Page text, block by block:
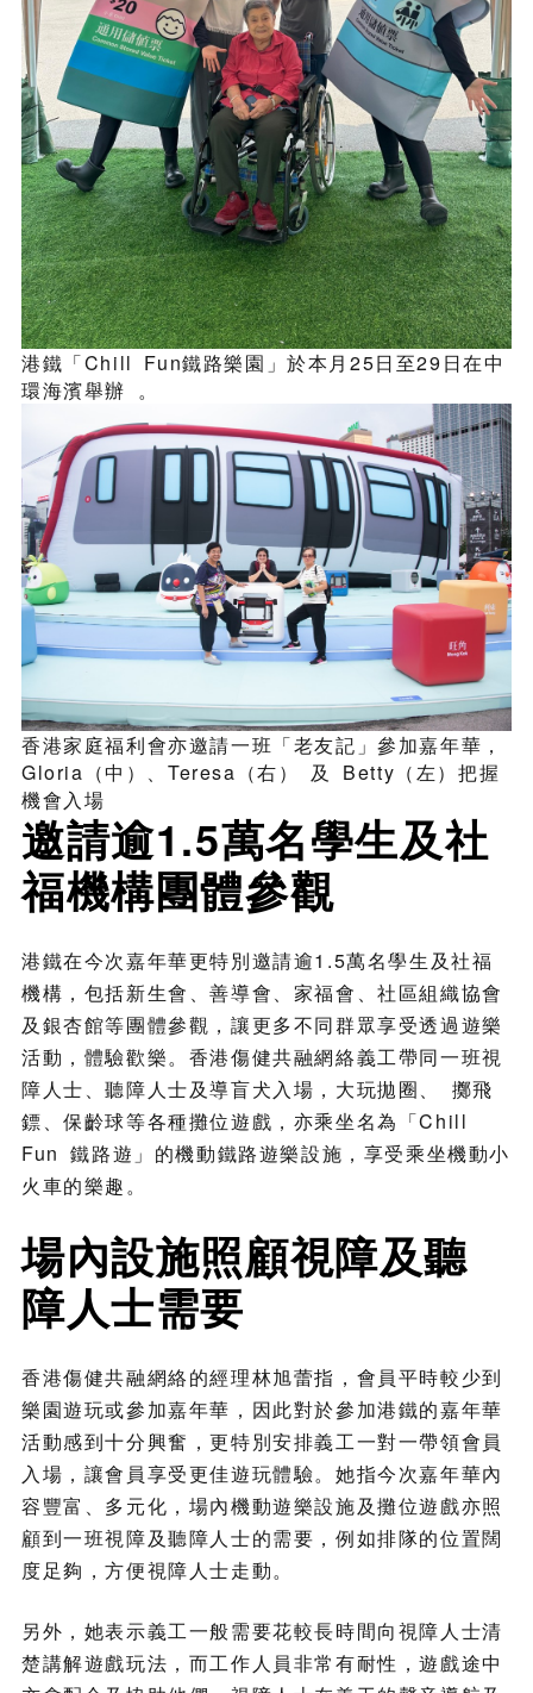
港鐵「Chill Fun鐵路樂園」於本月25日至29日在中
環海濱舉辦 。
香港家庭福利會亦邀請一班「老友記」參加嘉年華，
Gloria（中）、Teresa（右） 及 Betty（左）把握
機會入場
邀請逾1.5萬名學生及社
福機構團體參觀
港鐵在今次嘉年華更特別邀請逾1.5萬名學生及社福
機構，包括新生會、善導會、家福會、社區組織協會
及銀杏館等團體參觀，讓更多不同群眾享受透過遊樂
活動，體驗歡樂。香港傷健共融網絡義工帶同一班視
障人士、聽障人士及導盲犬入場，大玩拋圈、 擲飛
鏢、保齡球等各種攤位遊戲，亦乘坐名為「Chill
Fun 鐵路遊」的機動鐵路遊樂設施，享受乘坐機動小
火車的樂趣。
場內設施照顧視障及聽
障人士需要
香港傷健共融網絡的經理林旭蕾指，會員平時較少到
樂園遊玩或參加嘉年華，因此對於參加港鐵的嘉年華
活動感到十分興奮，更特別安排義工一對一帶領會員
入場，讓會員享受更佳遊玩體驗。她指今次嘉年華內
容豐富、多元化，場內機動遊樂設施及攤位遊戲亦照
顧到一班視障及聽障人士的需要，例如排隊的位置闊
度足夠，方便視障人士走動。
另外，她表示義工一般需要花較長時間向視障人士清
楚講解遊戲玩法，而工作人員非常有耐性，遊戲途中